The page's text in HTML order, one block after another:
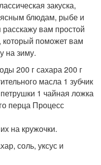
закуска,
блюдам, рыбе и
вам простой
который поможет вам
на зиму.
200 г сахара 200 г
масла 1 зубчик
1 чайная ложка
перца Процесс
на кружочки.
соль, уксус и